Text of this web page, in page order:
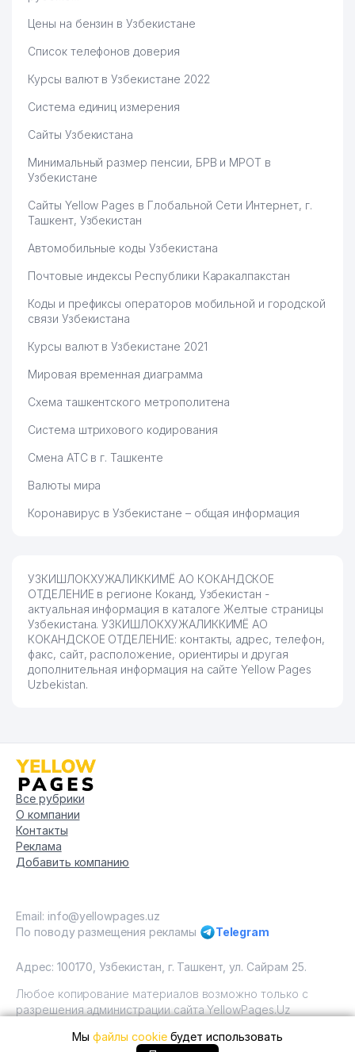
Цены на бензин в Узбекистане
Список телефонов доверия
Курсы валют в Узбекистане 2022
Система единиц измерения
Сайты Узбекистана
Минимальный размер пенсии, БРВ и МРОТ в
Узбекистане
Сайты Yellow Pages в Глобальной Сети Интернет, г.
Ташкент, Узбекистан
Автомобильные коды Узбекистана
Почтовые индексы Республики Каракалпакстан
Коды и префиксы операторов мобильной и городской
связи Узбекистана
Курсы валют в Узбекистане 2021
Мировая временная диаграмма
Схема ташкентского метрополитена
Система штрихового кодирования
Смена АТС в г. Ташкенте
Валюты мира
Коронавирус в Узбекистане – общая информация
УЗКИШЛОКХУЖАЛИККИМЁ АО КОКАНДСКОЕ
ОТДЕЛЕНИЕ в регионе Коканд, Узбекистан -
актуальная информация в каталоге Желтые страницы
Узбекистана. УЗКИШЛОКХУЖАЛИККИМЁ АО
КОКАНДСКОЕ ОТДЕЛЕНИЕ: контакты, адрес, телефон,
факс, сайт, расположение, ориентиры и другая
дополнительная информация на сайте Yellow Pages
Uzbekistan.
Все рубрики
О компании
Контакты
Реклама
Добавить компанию
Email: info@yellowpages.uz
По поводу размещения рекламы
Telegram
Адрес: 100170, Узбекистан, г. Ташкент, ул. Сайрам 25.
Любое копирование материалов возможно только с
разрешения администрации сайта YellowPages.Uz
Copyright © Yellow Pages Uzbekistan, 2009 - 2026 / ООО
Мыфайлы cookieбудет использовать